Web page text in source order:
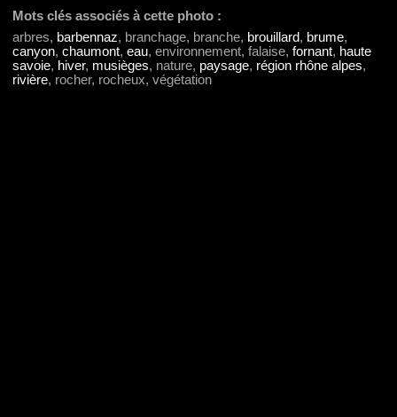
Mots clés associés à cette photo :
arbres, barbennaz, branchage, branche, brouillard, brume,
canyon, chaumont, eau, environnement, falaise, fornant, haute
savoie, hiver, musièges, nature, paysage, région rhône alpes,
rivière, rocher, rocheux, végétation